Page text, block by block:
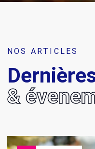
NOS ARTICLES
&